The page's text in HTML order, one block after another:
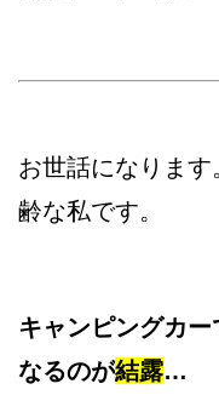
お世話になりま
齢な私です。
キャンピングカ
なるのが結露…